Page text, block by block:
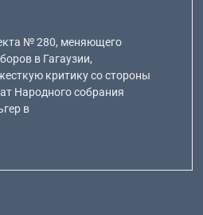
№ 280, меняющего
в Гагаузии,
критику со стороны
Народного собрания
в